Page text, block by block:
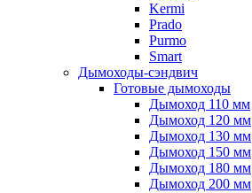
Kermi
Prado
Purmo
Smart
Дымоходы-сэндвич
Готовые дымоходы
Дымоход 110 мм
Дымоход 120 мм
Дымоход 130 мм
Дымоход 150 мм
Дымоход 180 мм
Дымоход 200 мм